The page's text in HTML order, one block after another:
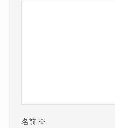
名前 ※